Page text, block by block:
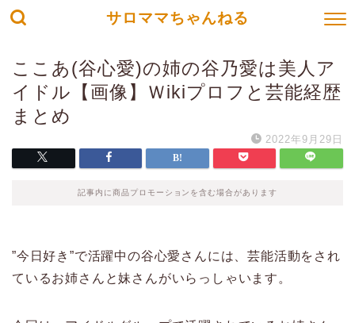
サロママちゃんねる
ここあ(谷心愛)の姉の谷乃愛は美人ア
イドル【画像】Ｗikiプロフと芸能経歴
まとめ
2022年9月29日
記事内に商品プロモーションを含む場合があります
”今日好き”で活躍中の谷心愛さんには、芸能活動をされ
ているお姉さんと妹さんがいらっしゃいます。